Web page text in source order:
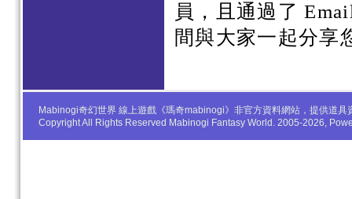
員，且通過了
間與大家一起分享
Mabinogi奇幻世界 線上遊戲《瑪奇mabinogi》非官方資料網站，提供道
Copyright All Rights Reserved Mabinogi Fantasy World. 2005-2026,